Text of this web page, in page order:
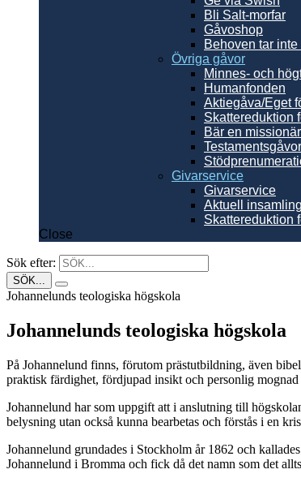
Bli Salt-morfar
Gåvoshop
Behoven tar inte
Övriga gåvor
Minnes- och
Humanfonden
Aktiegåva/Eget
Skattereduktion
Bär en missionär
Testamentsgåvor
Givarservice
Givarservice
Aktuell insamling
Skattereduktion
Close
Sök efter:
Johannelunds teologiska högskola
Johannelunds teologiska högskola
På Johannelund finns, förutom prästutbildning, även
praktisk färdighet, fördjupad insikt och personlig
Johannelund har som uppgift att i anslutning till
belysning utan också kunna bearbetas och förstås i en
Johannelund grundades i Stockholm år 1862 och
Johannelund i Bromma och fick då det namn som det